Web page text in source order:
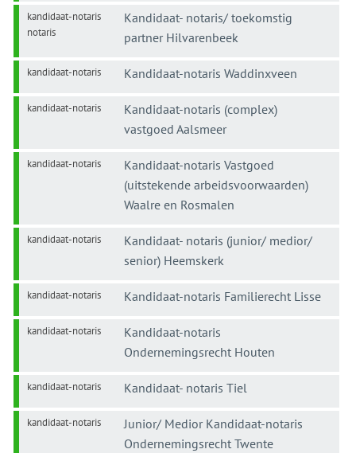
kandidaat-notaris
notaris
Kandidaat- notaris/ toekomstig
partner Hilvarenbeek
kandidaat-notaris Kandidaat-notaris Waddinxveen
kandidaat-notaris
Kandidaat-notaris (complex)
vastgoed Aalsmeer
kandidaat-notaris
Kandidaat-notaris Vastgoed
(uitstekende arbeidsvoorwaarden)
Waalre en Rosmalen
kandidaat-notaris
Kandidaat- notaris (junior/ medior/
senior) Heemskerk
kandidaat-notaris Kandidaat-notaris Familierecht Lisse
kandidaat-notaris
Kandidaat-notaris
Ondernemingsrecht Houten
kandidaat-notaris Kandidaat- notaris Tiel
kandidaat-notaris
Junior/ Medior Kandidaat-notaris
Ondernemingsrecht Twente